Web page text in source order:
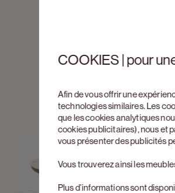
COOKIES | pour
Afin de vous offrir une
technologies similaires. Les
que les cookies analytiques
cookies publicitaires), nous et
vous présenter des publicités
Vous trouverez ainsi les
Plus d’informations sont